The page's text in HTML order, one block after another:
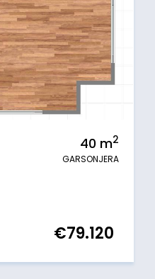
40 m2
GARSONJERA
€79.120